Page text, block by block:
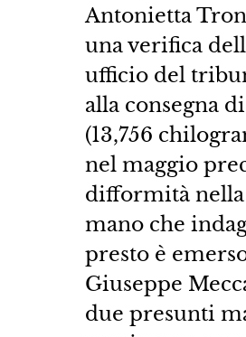
Antonietta
una verifica
ufficio del
alla consegna
(13,756
nel maggio
difformità nella
mano che
presto è
Giuseppe
due presunti